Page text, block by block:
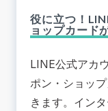
役に立つ！
ョップカード
LINE公式アカ
ポン・ショッ
きます。イン